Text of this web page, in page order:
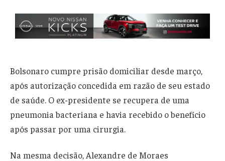
Bolsonaro cumpre prisão domiciliar desde março,
após autorização concedida em razão de seu estado
de saúde. O ex-presidente se recupera de uma
pneumonia bacteriana e havia recebido o benefício
após passar por uma cirurgia.
Na mesma decisão, Alexandre de Moraes